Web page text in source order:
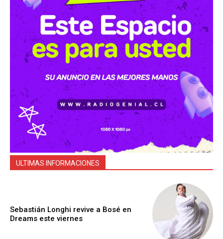
ULTIMAS INFORMACIONES
Sebastián Longhi revive a Bosé en
Dreams este viernes